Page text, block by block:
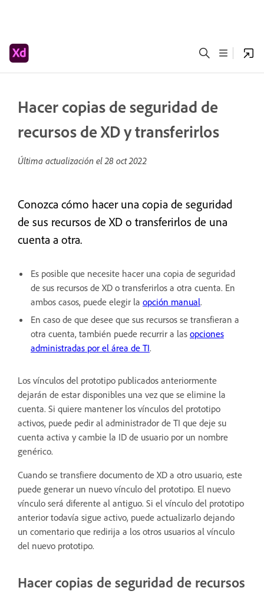
Hacer copias de seguridad de
recursos de XD y transferirlos
Última actualización el28 oct 2022
Conozca cómo hacer una copia de seguridad
de sus recursos de XD o transferirlos de una
cuenta a otra.
Es posible que necesite hacer una copia de seguridad
de sus recursos de XD o transferirlos a otra cuenta. En
ambos casos, puede elegir la opción manual.
En caso de que desee que sus recursos se transfieran a
otra cuenta, también puede recurrir a las opciones
administradas por el área de TI.
Los vínculos del prototipo publicados anteriormente
dejarán de estar disponibles una vez que se elimine la
cuenta. Si quiere mantener los vínculos del prototipo
activos, puede pedir al administrador de TI que deje su
cuenta activa y cambie la ID de usuario por un nombre
genérico.
Cuando se transfiere documento de XD a otro usuario, este
puede generar un nuevo vínculo del prototipo. El nuevo
vínculo será diferente al antiguo. Si el vínculo del prototipo
anterior todavía sigue activo, puede actualizarlo dejando
un comentario que redirija a los otros usuarios al vínculo
del nuevo prototipo.
Hacer copias de seguridad de recursos